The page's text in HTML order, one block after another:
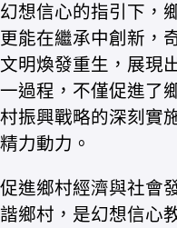
幻想信心的指引下，
更能在繼承中創新，
文明煥發重生，展現
一過程，不僅促進了
村振興戰略的深刻實
精力動力。
促進鄉村經濟與社會
諧鄉村，是幻想信心